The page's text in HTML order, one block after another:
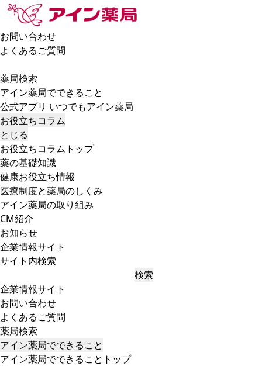
お問い合わせ
よくあるご質問
薬局検索
アイン薬局でできること
公式アプリ いつでもアイン薬局
お役立ちコラム
とじる
お役立ちコラムトップ
薬の基礎知識
健康お役立ち情報
医療制度と薬局のしくみ
アイン薬局の取り組み
CM紹介
お知らせ
企業情報サイト
サイト内検索
検索
企業情報サイト
お問い合わせ
よくあるご質問
薬局検索
アイン薬局でできること
アイン薬局でできることトップ